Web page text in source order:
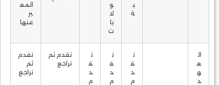
ي
ة
و
لا
يا
ت
المع
بر
عنها
ال
ع
ه
د
ت
ق
د
م
ت
ق
د
م
ت
ق
د
م
تقدم ثم
تراجع
تقدم
ثم
تراجع